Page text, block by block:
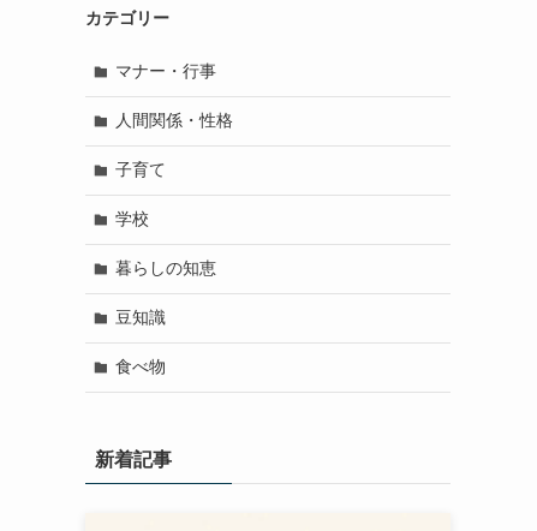
カテゴリー
マナー・行事
人間関係・性格
子育て
学校
暮らしの知恵
豆知識
食べ物
新着記事